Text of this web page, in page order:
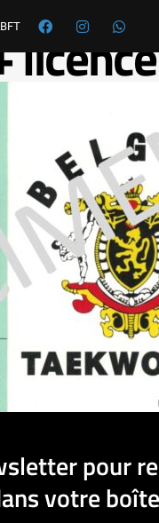
licence
pour
votre